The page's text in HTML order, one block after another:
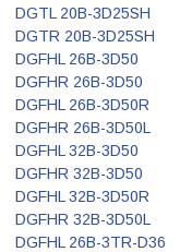
DGTL 20B-3D25SH
DGTR 20B-3D25SH
DGFHL 26B-3D50
DGFHR 26B-3D50
DGFHL 26B-3D50R
DGFHR 26B-3D50L
DGFHL 32B-3D50
DGFHR 32B-3D50
DGFHL 32B-3D50R
DGFHR 32B-3D50L
DGFHL 26B-3TR-D36